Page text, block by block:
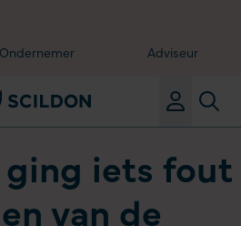
Ondernemer Adviseur
ging iets fout
van de